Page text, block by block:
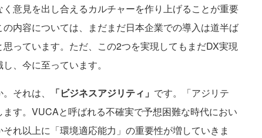
意見を出し合えるカルチャーを作り上げることが重要
内容については、まだまだ日本企業での導入は道半ば
っています。ただ、この2つを実現してもまだDX実現
、今に至っています。
それは、 「ビジネスアジリティ」 です。「アジリテ
す。VUCAと呼ばれる不確実で予想困難な時代におい
れ以上に「環境適応能力」の重要性が増していきま